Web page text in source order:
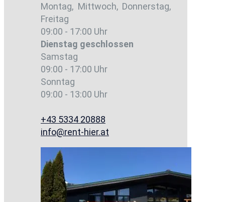
Montag, Mittwoch, Donnerstag,
Freitag
09:00 - 17:00 Uhr
Dienstag geschlossen
Samstag
09:00 - 17:00 Uhr
Sonntag
09:00 - 13:00 Uhr
+43 5334 20888
info@rent-hier.at